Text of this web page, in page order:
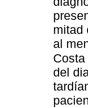
mitad
al
del